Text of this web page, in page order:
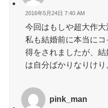
2016年5月24日 7:40 AM
今回はもしや超大作大
私も結婚前に本当に
得をされましたが、
は自分ばかりなりけり
pink_man